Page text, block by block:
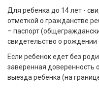
Для ребенка до 14 лет -
отметкой о гражданстве
– паспорт
свидетельство о рождении
Если ребенок едет без
заверенная доверенность
выезда ребенка (на